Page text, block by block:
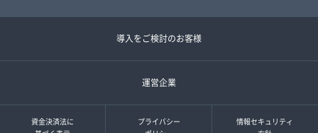
導入をご検討のお客様
運営企業
資金決済法に
プライバシー
情報セキュリティ